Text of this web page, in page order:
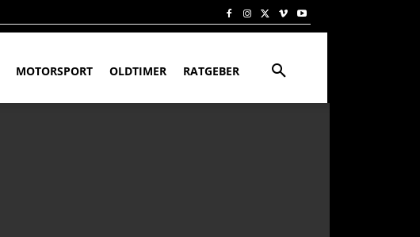
MOTORSPORT OLDTIMER RATGEBER